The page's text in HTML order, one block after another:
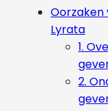
Oorzaken
Lyrata
1.
2.